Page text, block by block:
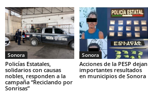
Sonora
Policías Estatales,
solidarios con causas
nobles, responden a la
campaña “Reciclando por
Sonrisas”
Sonora
Acciones de la PESP dejan
importantes resultados
en municipios de Sonora